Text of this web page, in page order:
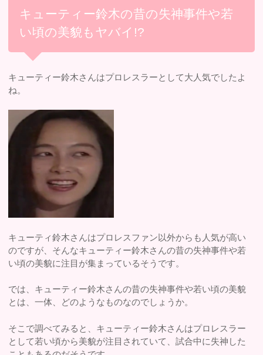
キューティー鈴木の昔の失神事件や若
い頃の美貌もヤバイ!?
キューティー鈴木さんはプロレスラーとして大人気でしたよ
ね。
キューティ鈴木さんはプロレスファン以外からも人気が高い
のですが、そんなキューティー鈴木さんの昔の失神事件や若
い頃の美貌に注目が集まっているそうです。
では、キューティー鈴木さんの昔の失神事件や若い頃の美貌
とは、一体、どのようなものなのでしょうか。
そこで調べてみると、キューティー鈴木さんはプロレスラー
として若い頃から美貌が注目されていて、試合中に失神した